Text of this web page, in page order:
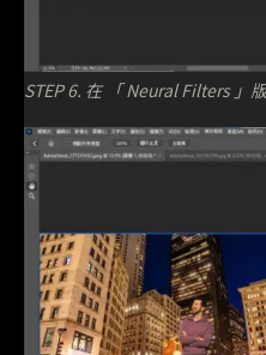
STEP 6. 在 「 Neural Filters 」